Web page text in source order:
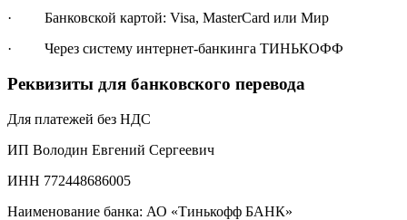
· Банковской картой: Visa, MasterCard или Мир
· Через систему интернет-банкинга ТИНЬКОФФ
Реквизиты для банковского перевода
Для платежей без НДС
ИП Володин Евгений Сергеевич
ИНН 772448686005
Наименование банка: АО «Тинькофф БАНК»